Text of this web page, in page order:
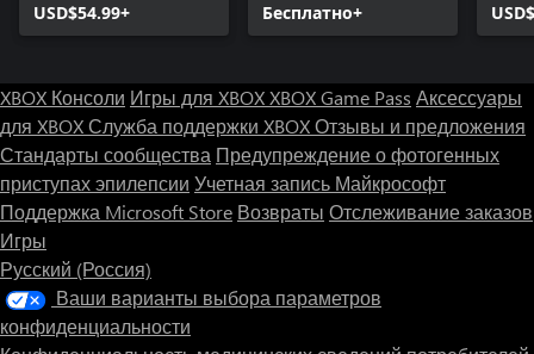
USD$54.99+ Бесплатно+
XBOX Консоли Игры для XBOXXBOX Game Pass Аксессуары
для XBOXСлужба поддержки XBOXОтзывы и предложения
Стандарты сообщества Предупреждение о фотогенных
приступах эпилепсии Учетная запись Майкрософт
Поддержка Microsoft Store Возвраты Отслеживание заказов
Игры
Русский (Россия)
Ваши варианты выбора параметров
конфиденциальности